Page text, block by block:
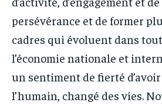
persévérance et de former
cadres qui évoluent dans
l’économie nationale et
un sentiment de fierté
l’humain, changé des vies.